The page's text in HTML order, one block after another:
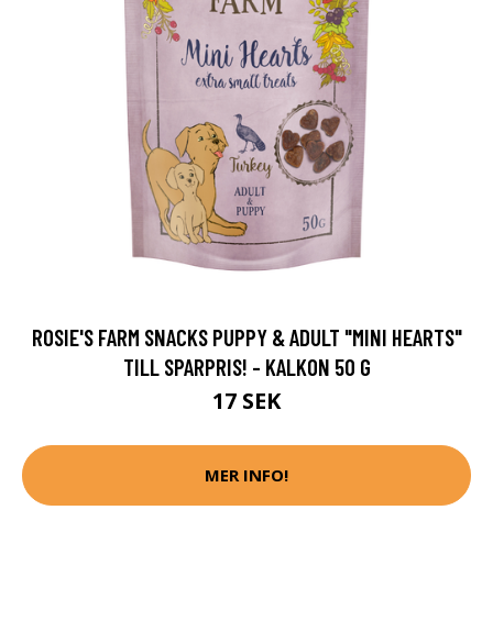
ROSIE'S FARM SNACKS PUPPY & ADULT "MINI HEARTS"
TILL SPARPRIS! - KALKON 50 G
17 SEK
MER INFO!